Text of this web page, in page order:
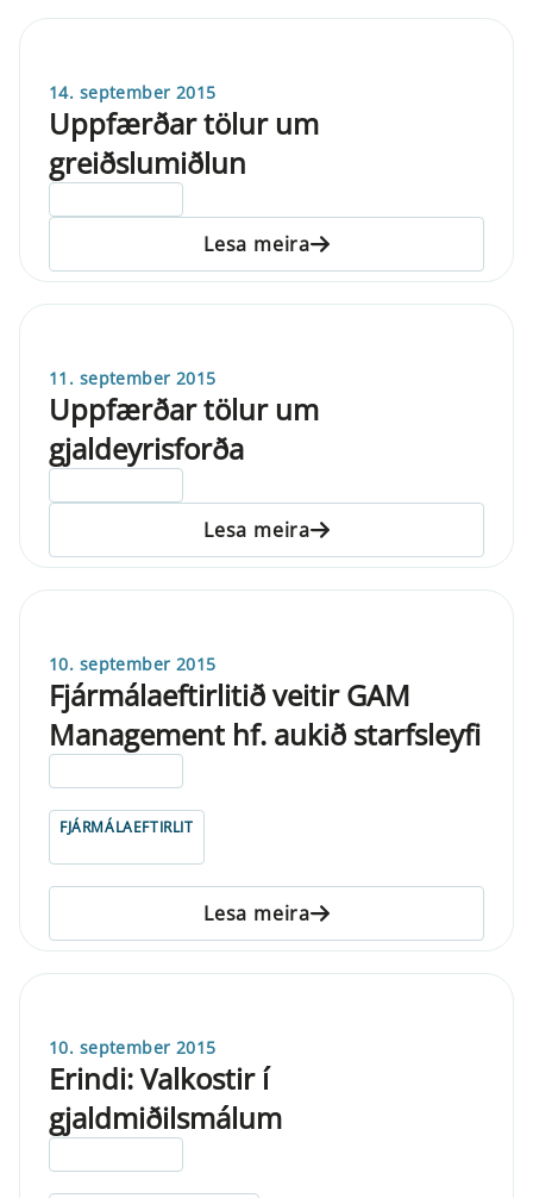
14. september 2015
Uppfærðar tölur um
greiðslumiðlun
Lesa meira
11. september 2015
Uppfærðar tölur um
gjaldeyrisforða
Lesa meira
10. september 2015
Fjármálaeftirlitið veitir GAM
Management hf. aukið starfsleyfi
FJÁRMÁLAEFTIRLIT
Lesa meira
10. september 2015
Erindi: Valkostir í
gjaldmiðilsmálum